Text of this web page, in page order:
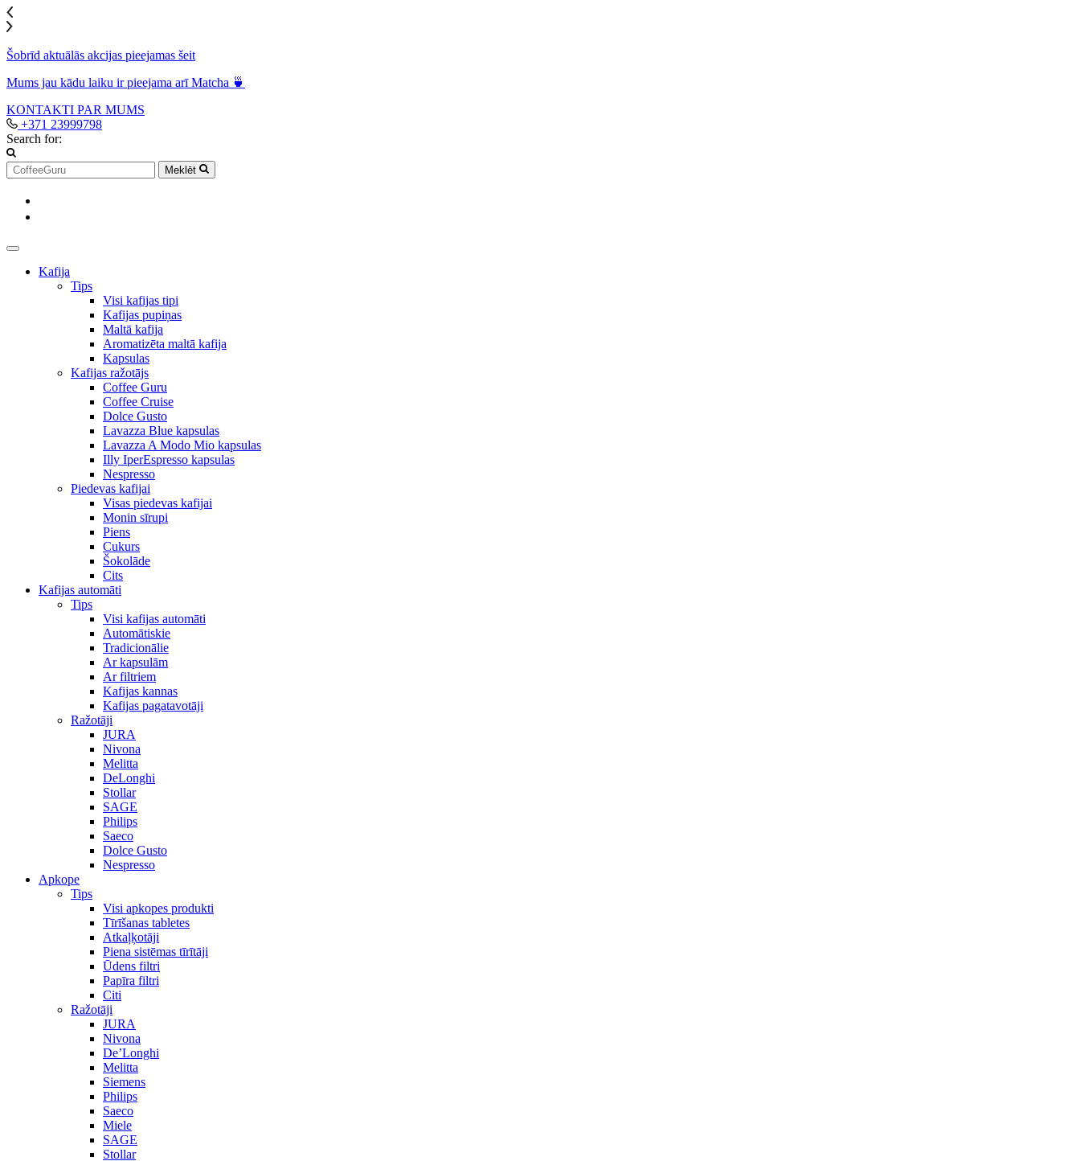
Šobrīd aktuālās akcijas pieejamas šeit
Mums jau kādu laiku ir pieejama arī Matcha 🍵
KONTAKTI PAR MUMS
+371 23999798
Search for:
Meklēt
Kafija
Tips
Visi kafijas tipi
Kafijas pupiņas
Maltā kafija
Aromatizēta maltā kafija
Kapsulas
Kafijas ražotājs
Coffee Guru
Coffee Cruise
Dolce Gusto
Lavazza Blue kapsulas
Lavazza A Modo Mio kapsulas
Illy IperEspresso kapsulas
Nespresso
Piedevas kafijai
Visas piedevas kafijai
Monin sīrupi
Piens
Cukurs
Šokolāde
Cits
Kafijas automāti
Tips
Visi kafijas automāti
Automātiskie
Tradicionālie
Ar kapsulām
Ar filtriem
Kafijas kannas
Kafijas pagatavotāji
Ražotāji
JURA
Nivona
Melitta
DeLonghi
Stollar
SAGE
Philips
Saeco
Dolce Gusto
Nespresso
Apkope
Tips
Visi apkopes produkti
Tīrīšanas tabletes
Atkaļķotāji
Piena sistēmas tīrītāji
Ūdens filtri
Papīra filtri
Citi
Ražotāji
JURA
Nivona
De’Longhi
Melitta
Siemens
Philips
Saeco
Miele
SAGE
Stollar